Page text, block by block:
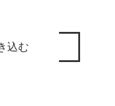
込む